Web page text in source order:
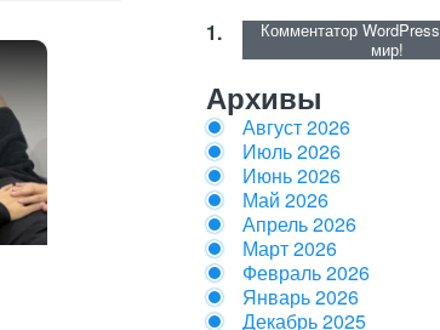
Комментатор WordPress
мир!
Архивы
Август 2026
Июль 2026
Июнь 2026
Май 2026
Апрель 2026
Март 2026
Февраль 2026
Январь 2026
Декабрь 2025